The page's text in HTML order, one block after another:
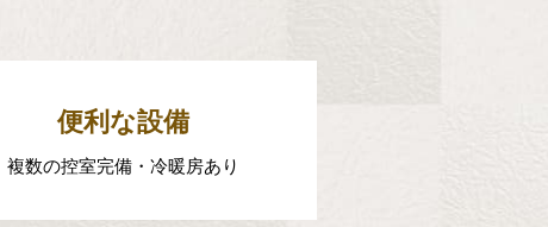
便利な設備
複数の控室完備・冷暖房あり